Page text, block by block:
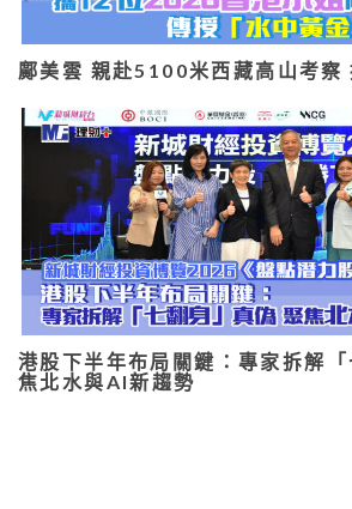
鄺美雲 親赴5100米西藏高山考
港股下半年布局關鍵：專家拆解
焦北水與AI新趨勢